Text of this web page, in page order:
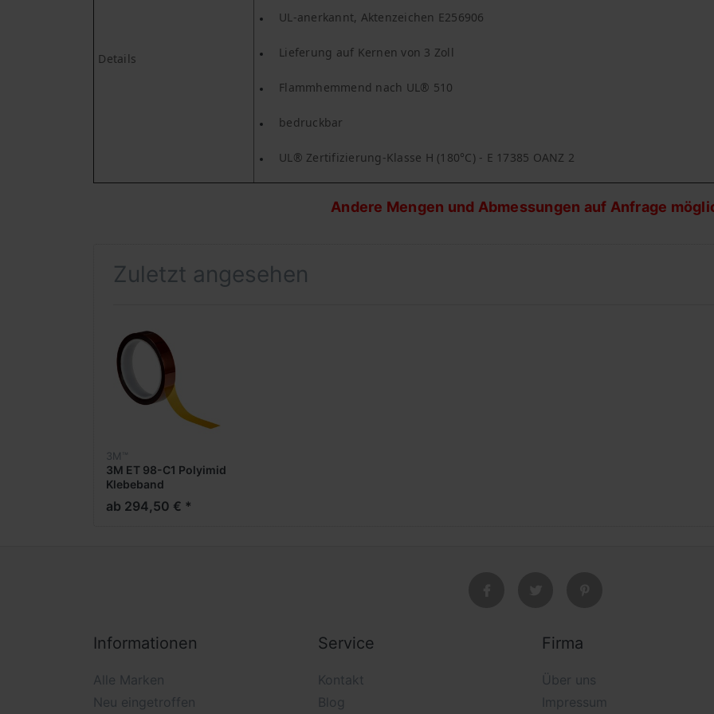
Details
UL-anerkannt, Aktenzeichen E256906
Lieferung auf Kernen von 3 Zoll
Flammhemmend nach UL® 510
bedruckbar
UL® Zertifizierung-Klasse H (180°C) - E 17385 OANZ 2
Andere Mengen und Abmessungen auf Anfrage
Zuletzt angesehen
3M™
3M ET 98-C1 Polyimid
Klebeband
ab 294,50 € *
Informationen
Alle Marken
Neu eingetroffen
Service
Kontakt
Blog
Firma
Über uns
Impressum